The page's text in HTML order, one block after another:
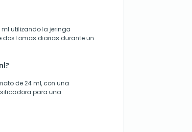
utilizando la jeringa
tomas diarias durante un
de 24 ml, con una
para una